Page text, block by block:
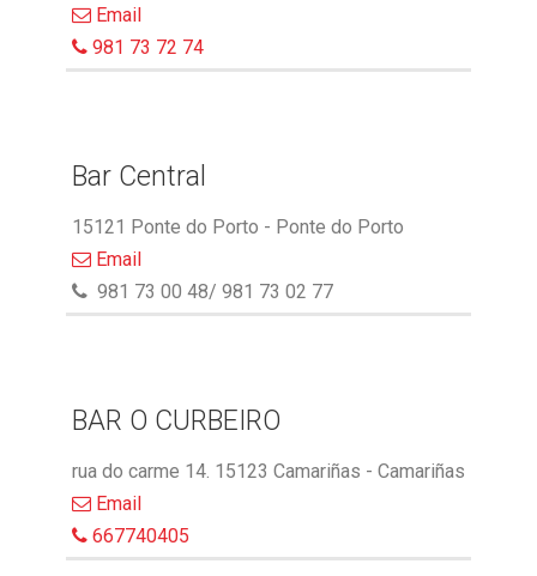
Email
981 73 72 74
Bar Central
15121 Ponte do Porto - Ponte do Porto
Email
981 73 00 48/ 981 73 02 77
BAR O CURBEIRO
rua do carme 14. 15123 Camariñas - Camariñas
Email
667740405